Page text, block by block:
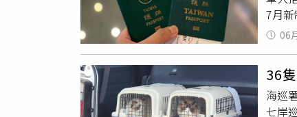
入境
部表
立
領
施打
7月
照自
不
事事
賓駐
14天
06
36
海巡
七岸